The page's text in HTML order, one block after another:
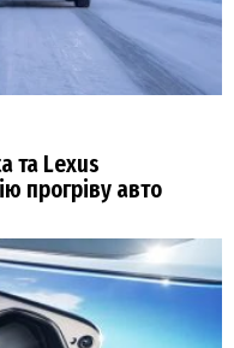
та Lexus
прогріву авто